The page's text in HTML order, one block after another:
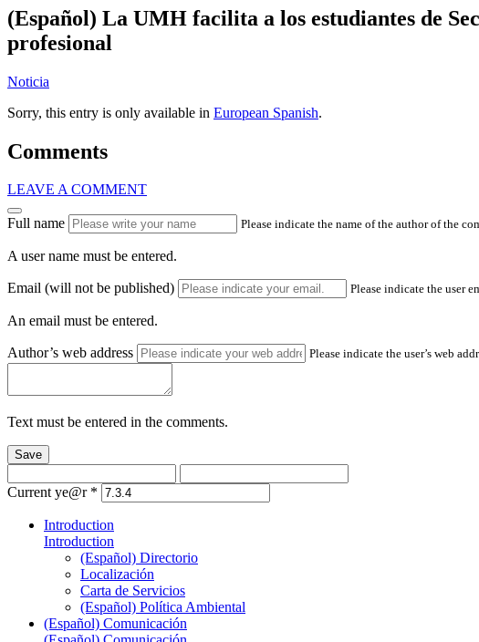
(Español) La UMH facilita a los estudiantes de
profesional
Noticia
Sorry, this entry is only available in European Spanish.
Comments
LEAVE A COMMENT
Full name Please indicate the name of the author of the
A user name must be entered.
Email (will not be published) Please indicate the user
An email must be entered.
Author’s web address Please indicate the user’s web
Text must be entered in the comments.
Save
Current ye@r *
Introduction
Introduction
(Español) Directorio
Localización
Carta de Servicios
(Español) Política Ambiental
(Español) Comunicación